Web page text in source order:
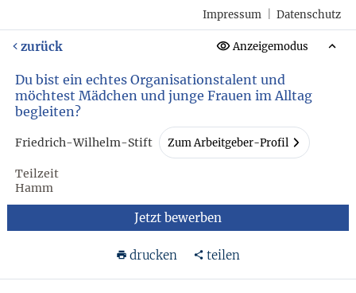
Impressum Datenschutz
zurück Anzeigemodus
Du bist ein echtes Organisationstalent und
möchtest Mädchen und junge Frauen im Alltag
begleiten?
Friedrich-Wilhelm-Stift Zum Arbeitgeber-Profil
Teilzeit
Hamm
Jetzt bewerben
drucken teilen